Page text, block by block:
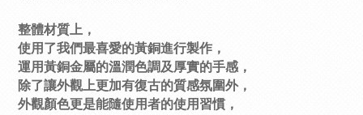
整體材質上，
使用了我們最喜愛的黃銅進行製作，
運用黃銅金屬的溫潤色調及厚實的手感，
除了讓外觀上更加有復古的質感氛圍外，
外觀顏色更是能隨使用者的使用習慣，